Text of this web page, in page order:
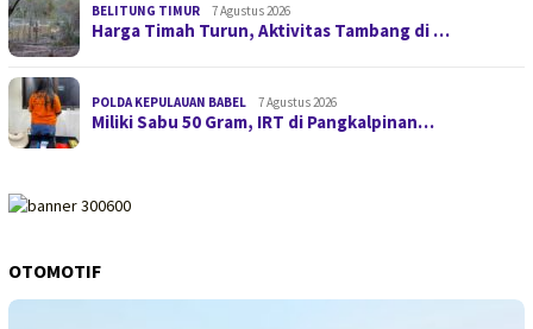
BELITUNG TIMUR 7 Agustus 2026
Harga Timah Turun, Aktivitas Tambang di …
POLDA KEPULAUAN BABEL 7 Agustus 2026
Miliki Sabu 50 Gram, IRT di Pangkalpinan…
OTOMOTIF